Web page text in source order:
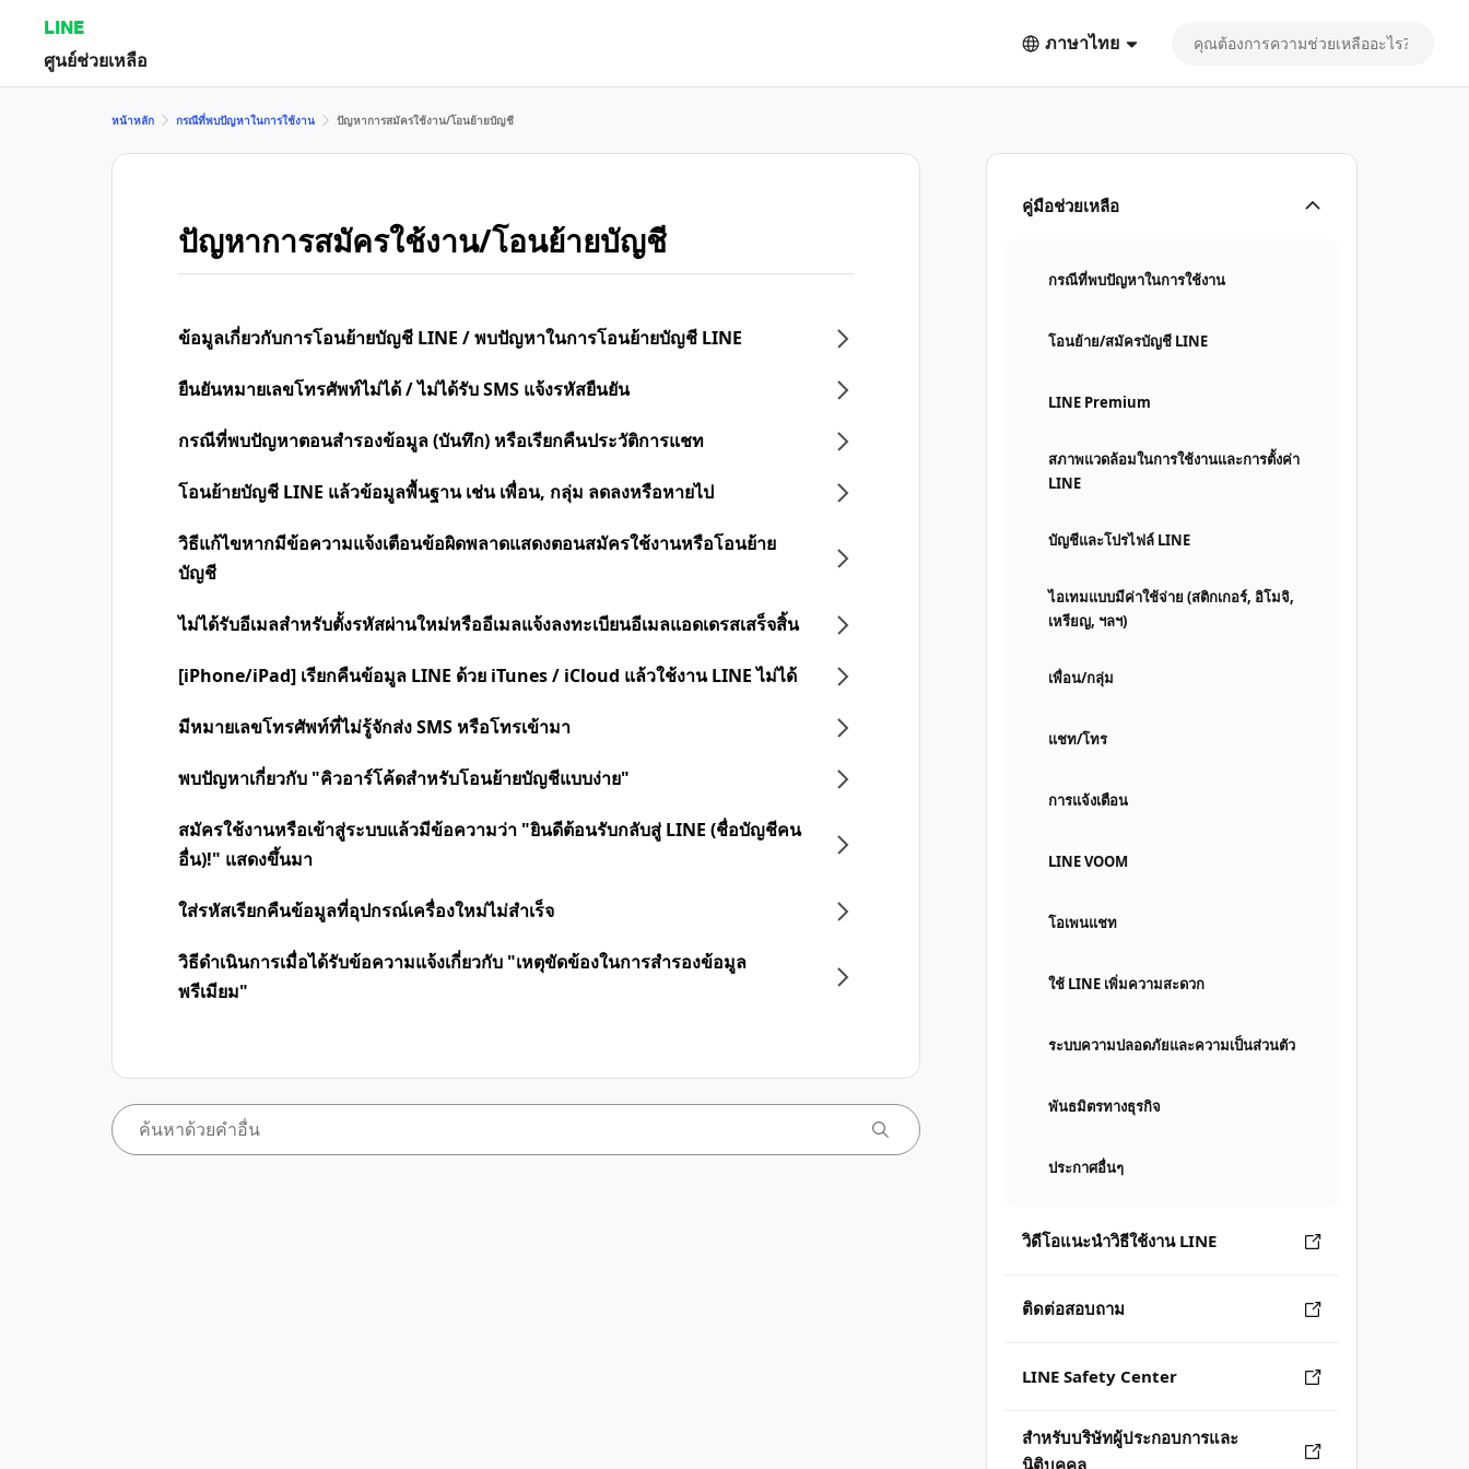
LINE
ศูนย์ช่วยเหลือ
ภาษาไทย
คู่มือช่วยเหลือ
กรณีที่พบปัญหาในการใช้งาน
โอนย้าย/สมัครบัญชี LINE
LINE Premium
สภาพแวดล้อมในการใช้งานและการตั้งค่า
LINE
บัญชีและโปรไฟล์ LINE
ไอเทมแบบมีค่าใช้จ่าย (สติกเกอร์, อิโมจิ,
เหรียญ, ฯลฯ)
เพื่อน/กลุ่ม
แชท/โทร
การแจ้งเตือน
LINE VOOM
โอเพนแชท
ใช้ LINE เพิ่มความสะดวก
ระบบความปลอดภัยและความเป็นส่วนตัว
พันธมิตรทางธุรกิจ
ประกาศอื่นๆ
วิดีโอแนะนำวิธีใช้งาน LINE
ติดต่อสอบถาม
LINE Safety Center
สำหรับบริษัทผู้ประกอบการและ
นิติบุคคล
หน้าหลัก กรณีที่พบปัญหาในการใช้งาน ปัญหาการสมัครใช้งาน/โอนย้ายบัญชี
ปัญหาการสมัครใช้งาน/โอนย้ายบัญชี
ข้อมูลเกี่ยวกับการโอนย้ายบัญชี LINE / พบปัญหาในการโอนย้ายบัญชี LINE
ยืนยันหมายเลขโทรศัพท์ไม่ได้ / ไม่ได้รับ SMS แจ้งรหัสยืนยัน
กรณีที่พบปัญหาตอนสำรองข้อมูล (บันทึก) หรือเรียกคืนประวัติการแชท
โอนย้ายบัญชี LINE แล้วข้อมูลพื้นฐาน เช่น เพื่อน, กลุ่ม ลดลงหรือหายไป
วิธีแก้ไขหากมีข้อความแจ้งเตือนข้อผิดพลาดแสดงตอนสมัครใช้งานหรือโอนย้าย
บัญชี
ไม่ได้รับอีเมลสำหรับตั้งรหัสผ่านใหม่หรืออีเมลแจ้งลงทะเบียนอีเมลแอดเดรสเสร็จสิ้น
[iPhone/iPad] เรียกคืนข้อมูล LINE ด้วย iTunes / iCloud แล้วใช้งาน LINE ไม่ได้
มีหมายเลขโทรศัพท์ที่ไม่รู้จักส่ง SMS หรือโทรเข้ามา
พบปัญหาเกี่ยวกับ "คิวอาร์โค้ดสำหรับโอนย้ายบัญชีแบบง่าย"
สมัครใช้งานหรือเข้าสู่ระบบแล้วมีข้อความว่า "ยินดีต้อนรับกลับสู่ LINE (ชื่อบัญชีคน
อื่น)!" แสดงขึ้นมา
ใส่รหัสเรียกคืนข้อมูลที่อุปกรณ์เครื่องใหม่ไม่สำเร็จ
วิธีดำเนินการเมื่อได้รับข้อความแจ้งเกี่ยวกับ "เหตุขัดข้องในการสำรองข้อมูล
พรีเมียม"